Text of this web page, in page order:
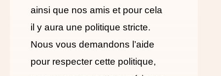
ainsi que nos amis et pour cela
il y aura une politique stricte.
Nous vous demandons l’aide
pour respecter cette politique,